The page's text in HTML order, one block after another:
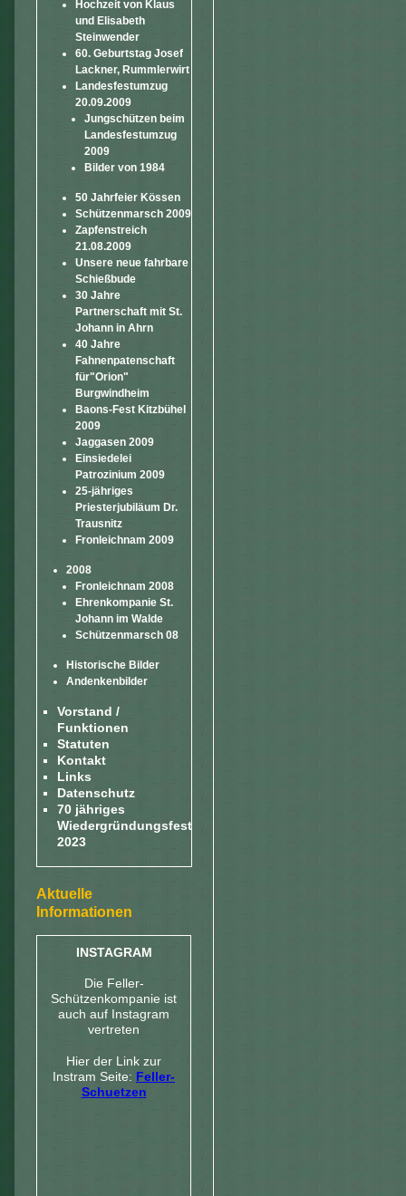
Hochzeit von Klaus
und Elisabeth
Steinwender
60. Geburtstag Josef
Lackner, Rummlerwirt
Landesfestumzug
20.09.2009
Jungschützen beim
Landesfestumzug
2009
Bilder von 1984
50 Jahrfeier Kössen
Schützenmarsch 2009
Zapfenstreich
21.08.2009
Unsere neue fahrbare
Schießbude
30 Jahre
Partnerschaft mit St.
Johann in Ahrn
40 Jahre
Fahnenpatenschaft
für"Orion"
Burgwindheim
Baons-Fest Kitzbühel
2009
Jaggasen 2009
Einsiedelei
Patrozinium 2009
25-jähriges
Priesterjubiläum Dr.
Trausnitz
Fronleichnam 2009
2008
Fronleichnam 2008
Ehrenkompanie St.
Johann im Walde
Schützenmarsch 08
Historische Bilder
Andenkenbilder
Vorstand /
Funktionen
Statuten
Kontakt
Links
Datenschutz
70 jähriges
Wiedergründungsfest
2023
Aktuelle
Informationen
INSTAGRAM
Die Feller-
Schützenkompanie ist
auch auf Instagram
vertreten
Hier der Link zur
Instram Seite: Feller-
Schuetzen